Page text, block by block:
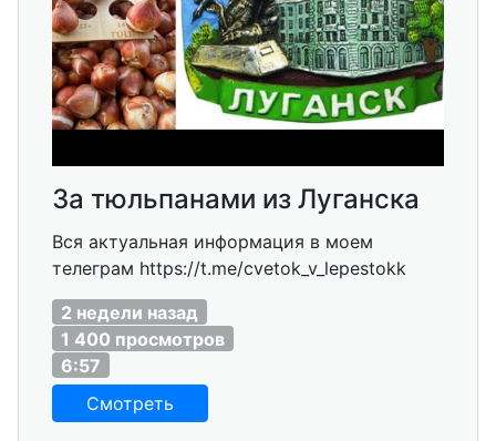
За тюльпанами из Луганска
Вся актуальная информация в моем
телеграм https://t.me/cvetok_v_lepestokk
2 недели назад
1 400 просмотров
6:57
Смотреть